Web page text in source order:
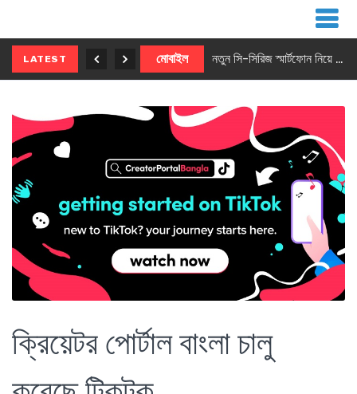
LATEST মোবাইল নতুন সি-সিরিজ স্মার্টফোন নিয়ে আসছে রিয়েলমি
ক্রিয়েটর পোর্টাল বাংলা চালু